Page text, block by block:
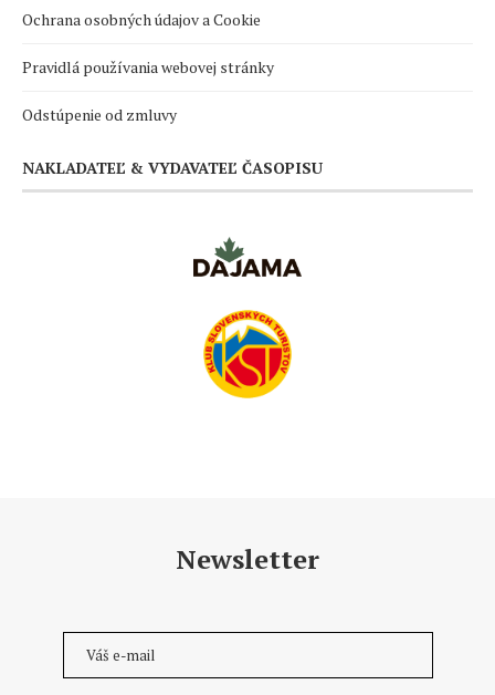
Ochrana osobných údajov a Cookie
Pravidlá používania webovej stránky
Odstúpenie od zmluvy
NAKLADATEĽ & VYDAVATEĽ ČASOPISU
Newsletter